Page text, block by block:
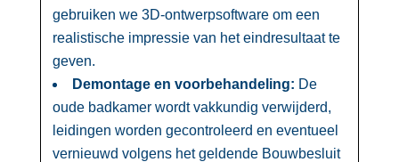
gebruiken we 3D-ontwerpsoftware om een
realistische impressie van het eindresultaat te
geven.​
Demontage en voorbehandeling: De
oude badkamer wordt vakkundig verwijderd,
leidingen worden gecontroleerd en eventueel
vernieuwd volgens het geldende Bouwbesluit